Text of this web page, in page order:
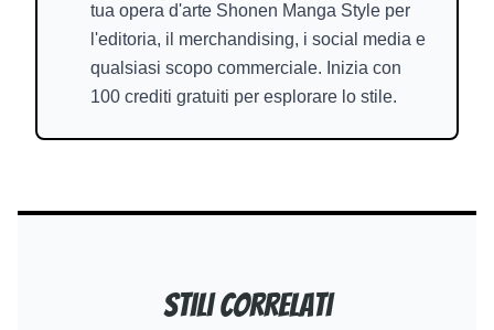
tua opera d'arte Shonen Manga Style per
l'editoria, il merchandising, i social media e
qualsiasi scopo commerciale. Inizia con
100 crediti gratuiti per esplorare lo stile.
Stili correlati